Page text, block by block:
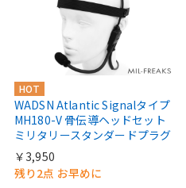
HOT
WADSN Atlantic Signalタイプ
MH180-V 骨伝導ヘッドセット
ミリタリースタンダードプラグ
￥3,950
残り2点 お早めに